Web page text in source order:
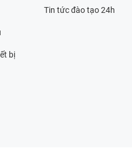
bị
Tin tức đào tạo 24h